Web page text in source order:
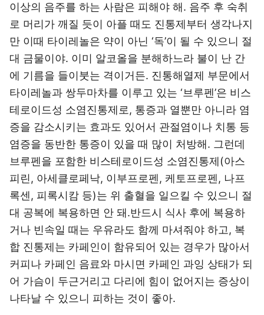
이상의 음주를 하는 사람은 피해야 해. 음주 후 숙취
로 머리가 깨질 듯이 아플 때도 진통제부터 생각나지
만 이때 타이레놀은 약이 아닌 ‘독’이 될 수 있으니 절
대 금물이야. 이미 알코올을 분해하느라 불이 난 간
에 기름을 들이붓는 격이거든. 진통해열제 부문에서
타이레놀과 쌍두마차를 이루고 있는 ‘브루펜’은 비스
테로이드성 소염진통제로, 통증과 열뿐만 아니라 염
증을 감소시키는 효과도 있어서 관절염이나 치통 등
염증을 동반한 통증이 있을 때 많이 처방해. 그런데
브루펜을 포함한 비스테로이드성 소염진통제(아스
피린, 아세클로페낙, 이부프로펜, 케토프로펜, 나프
록센, 피록시캄 등)는 위 출혈을 일으킬 수 있으니 절
대 공복에 복용하면 안 돼.반드시 식사 후에 복용하
거나 빈속일 때는 우유라도 함께 마셔줘야 하고, 복
합 진통제는 카페인이 함유되어 있는 경우가 많아서
커피나 카페인 음료와 마시면 카페인 과잉 상태가 되
어 가슴이 두근거리고 다리에 힘이 없어지는 증상이
나타날 수 있으니 피하는 것이 좋아.